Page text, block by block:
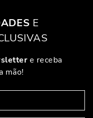
E
e receba
mão!